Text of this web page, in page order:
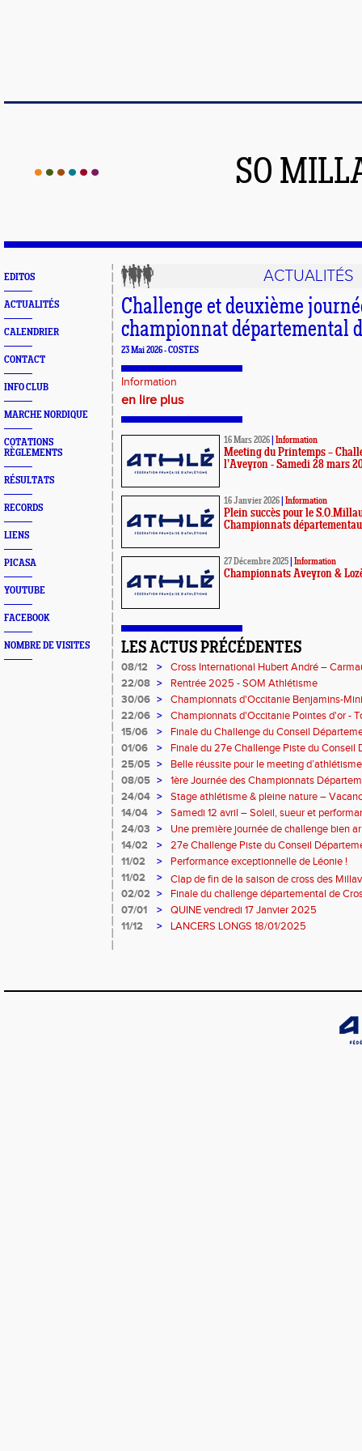
SO
EDITOS
ACTUALITÉS
CALENDRIER
CONTACT
INFO CLUB
MARCHE NORDIQUE
COTATIONS
RÈGLEMENTS
RÉSULTATS
RECORDS
LIENS
PICASA
YOUTUBE
FACEBOOK
NOMBRE DE VISITES
ACTUALITÉS
Challenge et deuxième
championnat départemental
23 Mai 2026 - COSTES
Information
en lire plus
16 Mars 2026 Information
Meeting du Printemps –
l’Aveyron - Samedi 28 mars
16 Janvier 2026 Information
Plein succès pour le
Championnats
27 Décembre 2025 Information
Championnats Aveyron &
LES ACTUS PRÉCÉDENTES
08/12 >
Cross International Hubert André –
22/08 >
Rentrée 2025 - SOM Athlétisme
30/06 >
Championnats d'Occitanie Benjamins-
2025 – Albi
22/06 >
Championnats d'Occitanie Pointes d'or -
juin 2025
15/06 >
Finale du Challenge du Conseil
01/06
>
Finale du 27e Challenge Piste du Conseil
l'Aveyron
25/05 >
Belle réussite pour le meeting
08/05 >
1ère Journée des Championnats
24/04 >
Stage athlétisme & pleine nature –
14/04
>
Samedi 12 avril – Soleil, sueur et
Rouergue pour la 2eme journée du
24/03 >
Une première journée de challenge bien
14/02
>
27e Challenge Piste du Conseil
11/02
>
Performance exceptionnelle de Léonie !
11/02
>
Clap de fin de la saison de cross des
02/02 >
Finale du challenge départemental de
07/01
>
QUINE vendredi 17 Janvier 2025
11/12
> LANCERS LONGS 18/01/2025